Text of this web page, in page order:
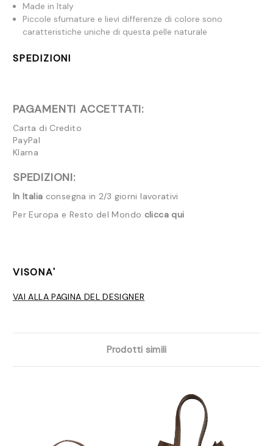
Made in Italy
Piccole sfumature e lievi differenze di colore sono
caratteristiche uniche di questa pelle naturale
SPEDIZIONI
PAGAMENTI ACCETTATI:
Carta di Credito
PayPal
Klarna
SPEDIZIONI:
In Italia consegna in 2/3 giorni lavorativi
Per Europa e Resto del Mondo clicca qui
VISONA'
VAI ALLA PAGINA DEL DESIGNER
Prodotti simili